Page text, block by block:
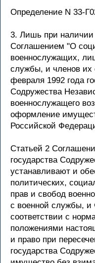
Определение N 33-
3. Лишь при наличии
Соглашением "О
военнослужащих,
службы, и членов
февраля 1992 года
Содружества
военнослужащего
оформление
Российской
Статьей 2
государства
устанавливают и
политических,
прав и свобод
с военной службы, и
соответствии с
положениями
и право при
государства